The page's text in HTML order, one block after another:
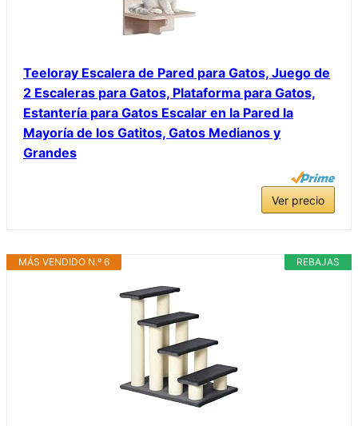
Teeloray Escalera de Pared para Gatos, Juego de
2 Escaleras para Gatos, Plataforma para Gatos,
Estantería para Gatos Escalar en la Pared la
Mayoría de los Gatitos, Gatos Medianos y
Grandes
Ver precio
REBAJAS
MÁS VENDIDO N.º 6